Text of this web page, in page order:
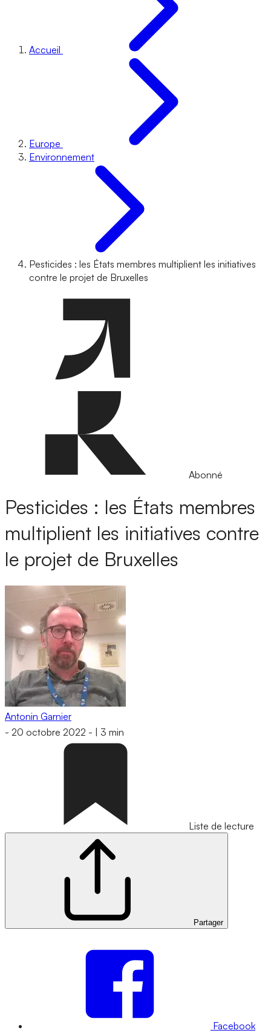
Accueil
Europe
Environnement
Pesticides : les États membres multiplient les initiatives
contre le projet de Bruxelles
Abonné
Pesticides : les États membres
multiplient les initiatives contre
le projet de Bruxelles
Antonin Garnier
- 20 octobre 2022 - 3 min
Liste de lecture
Partager
Facebook